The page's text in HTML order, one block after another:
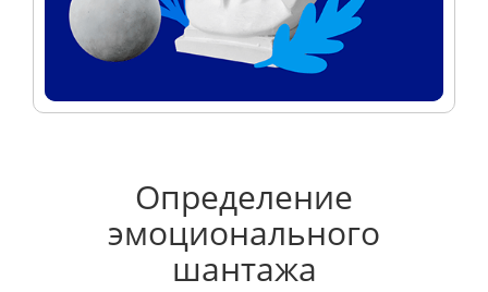
Определение
эмоционального
шантажа